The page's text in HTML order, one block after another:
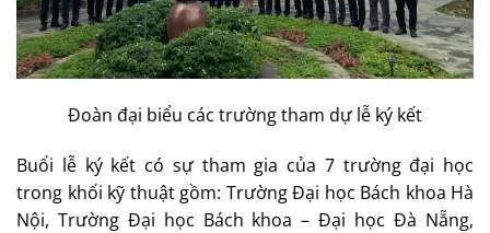
Đoàn đại biểu các trường tham dự lễ ký kết
Buổi lễ ký kết có sự tham gia của 7 trường đại học
trong khối kỹ thuật gồm: Trường Đại học Bách khoa Hà
Nội, Trường Đại học Bách khoa – Đại học Đà Nẵng,